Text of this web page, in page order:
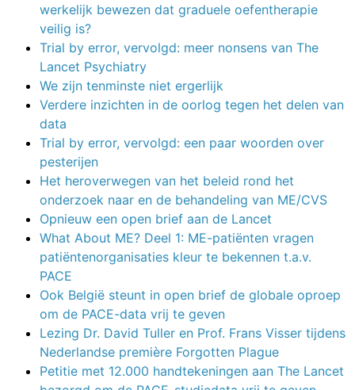
werkelijk bewezen dat graduele oefentherapie
veilig is?
Trial by error, vervolgd: meer nonsens van The
Lancet Psychiatry
We zijn tenminste niet ergerlijk
Verdere inzichten in de oorlog tegen het delen van
data
Trial by error, vervolgd: een paar woorden over
pesterijen
Het heroverwegen van het beleid rond het
onderzoek naar en de behandeling van ME/CVS
Opnieuw een open brief aan de Lancet
What About ME? Deel 1: ME-patiënten vragen
patiëntenorganisaties kleur te bekennen t.a.v.
PACE
Ook België steunt in open brief de globale oproep
om de PACE-data vrij te geven
Lezing Dr. David Tuller en Prof. Frans Visser tijdens
Nederlandse première Forgotten Plague
Petitie met 12.000 handtekeningen aan The Lancet